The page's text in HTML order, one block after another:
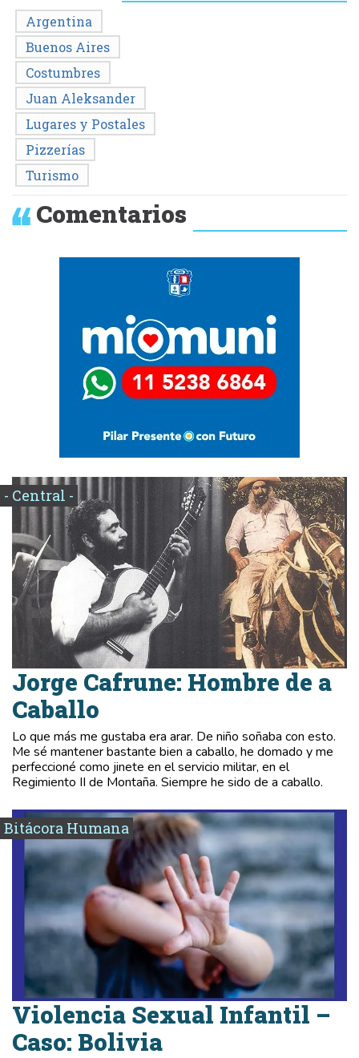
Argentina
Buenos Aires
Costumbres
Juan Aleksander
Lugares y Postales
Pizzerías
Turismo
Comentarios
- Central -
Jorge Cafrune: Hombre de a
Caballo
Lo que más me gustaba era arar. De niño soñaba con esto.
Me sé mantener bastante bien a caballo, he domado y me
perfeccioné como jinete en el servicio militar, en el
Regimiento II de Montaña. Siempre he sido de a caballo.
Bitácora Humana
Violencia Sexual Infantil –
Caso: Bolivia